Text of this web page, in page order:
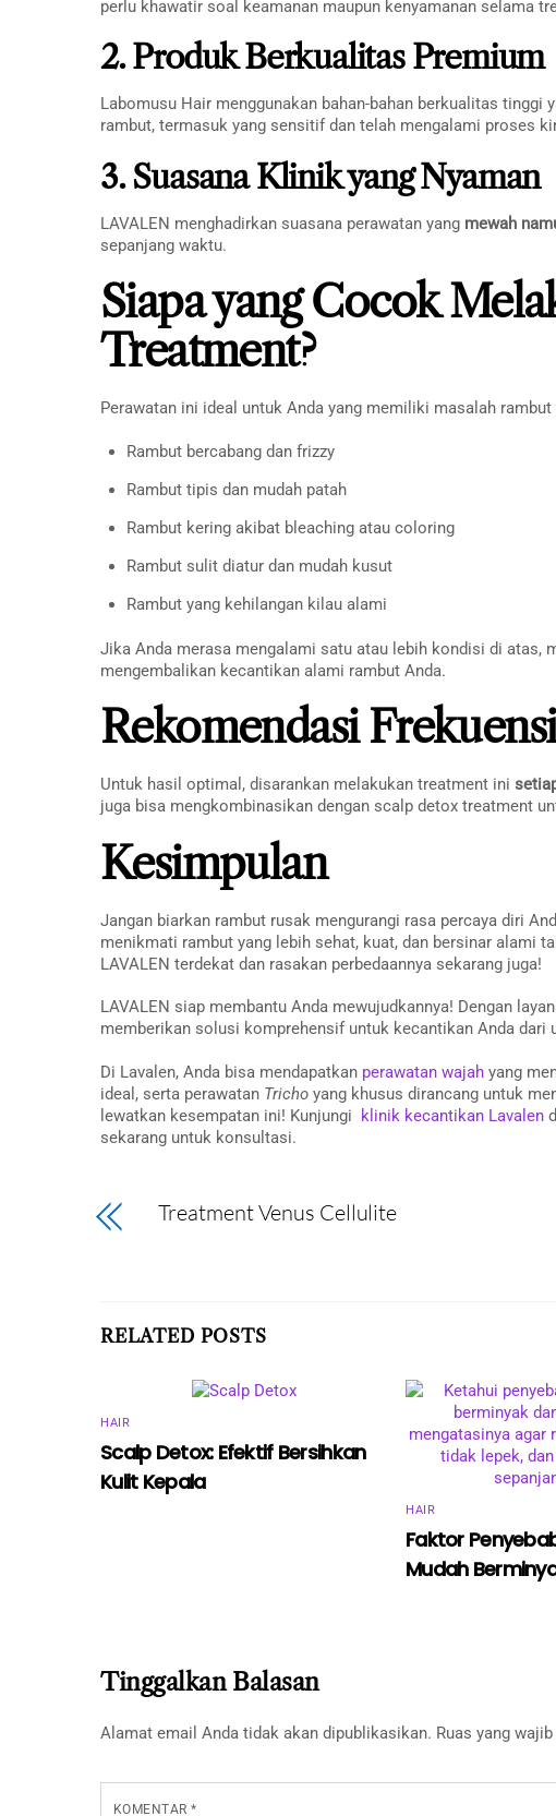
perlu khawatir soal keamanan maupun kenyamanan selama
2. Produk Berkualitas Premium
Labomusu Hair menggunakan bahan-bahan berkualitas tinggi
rambut, termasuk yang sensitif dan telah mengalami proses
3. Suasana Klinik yang Nyaman
LAVALEN menghadirkan suasana perawatan yang mewah
sepanjang waktu.
Siapa yang Cocok
Treatment?
Perawatan ini ideal untuk Anda yang memiliki masalah rambut
Rambut bercabang dan frizzy
Rambut tipis dan mudah patah
Rambut kering akibat bleaching atau coloring
Rambut sulit diatur dan mudah kusut
Rambut yang kehilangan kilau alami
Jika Anda merasa mengalami satu atau lebih kondisi di atas,
mengembalikan kecantikan alami rambut Anda.
Rekomendasi
Untuk hasil optimal, disarankan melakukan treatment ini
juga bisa mengkombinasikan dengan scalp detox treatment
Kesimpulan
Jangan biarkan rambut rusak mengurangi rasa percaya diri
menikmati rambut yang lebih sehat, kuat, dan bersinar alami
LAVALEN terdekat dan rasakan perbedaannya sekarang juga!
LAVALEN siap membantu Anda mewujudkannya! Dengan
memberikan solusi komprehensif untuk kecantikan Anda dari
Di Lavalen, Anda bisa mendapatkan perawatan wajah yang
ideal, serta perawatan Tricho yang khusus dirancang untuk
lewatkan kesempatan ini! Kunjungi klinik kecantikan Lavalen
sekarang untuk konsultasi.
Treatment Venus Cellulite
RELATED POSTS
HAIR
Scalp Detox: Efektif Bersihkan
Kulit Kepala
HAIR
Faktor
Mudah
Tinggalkan Balasan
Alamat email Anda tidak akan dipublikasikan. Ruas yang
KOMENTAR*